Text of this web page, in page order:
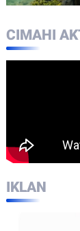
CIMAHI
IKLAN